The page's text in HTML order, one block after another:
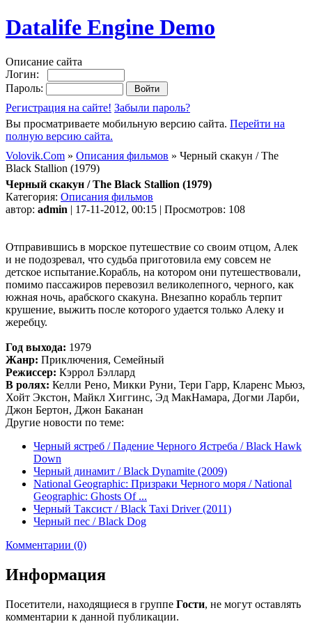
Datalife Engine Demo
Описание сайта
Логин:
Пароль:
Регистрация на сайте! Забыли пароль?
Вы просматриваете мобильную версию сайта. Перейти на
полную версию сайта.
Volovik.Com » Описания фильмов » Черный скакун / The
Black Stallion (1979)
Черный скакун / The Black Stallion (1979)
Категория: Описания фильмов
автор: admin | 17-11-2012, 00:15 | Просмотров: 108
Отправившись в морское путешествие со своим отцом, Алек
и не подозревал, что судьба приготовила ему совсем не
детское испытание.Корабль, на котором они путешествовали,
помимо пассажиров перевозил великолепного, черного, как
южная ночь, арабского скакуна. Внезапно корабль терпит
крушение, выжить после которого удается только Алеку и
жеребцу.
Год выхода: 1979
Жанр: Приключения, Семейный
Режиссер: Кэррол Бэллард
В ролях: Келли Рено, Микки Руни, Тери Гарр, Кларенс Мьюз,
Хойт Экстон, Майкл Хиггинс, Эд МакНамара, Догми Ларби,
Джон Бертон, Джон Баканан
Другие новости по теме:
Черный ястреб / Падение Черного Ястреба / Black Hawk
Down
Черный динамит / Black Dynamite (2009)
National Geographic: Призраки Черного моря / National
Geographic: Ghosts Of ...
Черный Таксист / Black Taxi Driver (2011)
Черный пес / Black Dog
Комментарии (0)
Информация
Посетители, находящиеся в группе Гости, не могут оставлять
комментарии к данной публикации.